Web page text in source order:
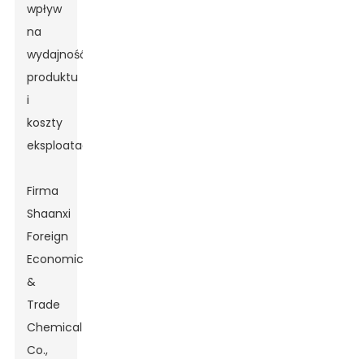
wpływ
na
wydajność
produktu
i
koszty
eksploatacji.
Firma
Shaanxi
Foreign
Economic
&
Trade
Chemical
Co.,